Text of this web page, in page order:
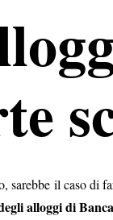
sarebbe il caso di
alloggi di